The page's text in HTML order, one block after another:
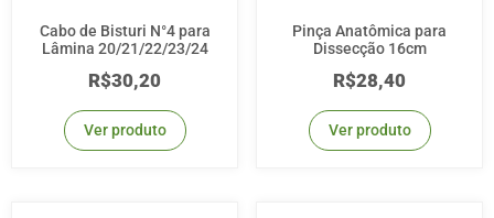
Cabo de Bisturi N°4 para
Lâmina 20/21/22/23/24
R$30,20
Ver produto
Pinça Anatômica para
Dissecção 16cm
R$28,40
Ver produto